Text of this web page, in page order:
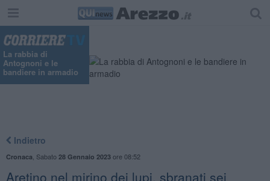
La rabbia di
Antognoni e le
bandiere in armadio
Indietro
Cronaca Sabato 28 Gennaio 2023ore 08:52
Aretino nel mirino dei lupi, sbranati sei